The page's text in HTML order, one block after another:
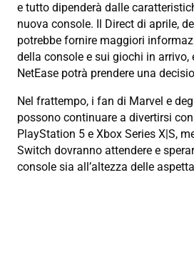
e tutto dipenderà dalle
nuova console. Il Direct di aprile,
potrebbe fornire maggiori
della console e sui giochi in arrivo,
NetEase potrà prendere una
Nel frattempo, i fan di Marvel e
possono continuare a divertirsi
PlayStation 5 e Xbox Series X|S,
Switch dovranno attendere e
console sia all’altezza delle